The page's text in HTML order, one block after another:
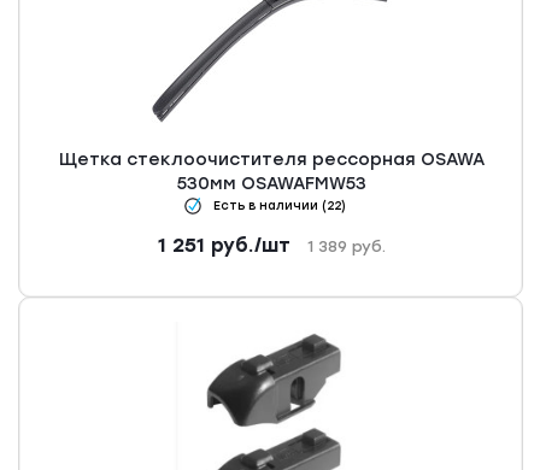
Щетка стеклоочистителя рессорная OSAWA
530мм OSAWAFMW53
Есть в наличии (22)
1 251 руб./шт 1 389 руб.